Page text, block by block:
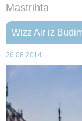
Mastrihta
Wizz Air iz
26.08.2014.